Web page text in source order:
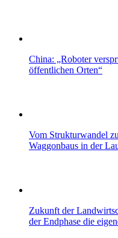
China: „Roboter
öffentlichen Orten“
Vom Strukturwandel
Waggonbaus in der
Zukunft der
der Endphase die